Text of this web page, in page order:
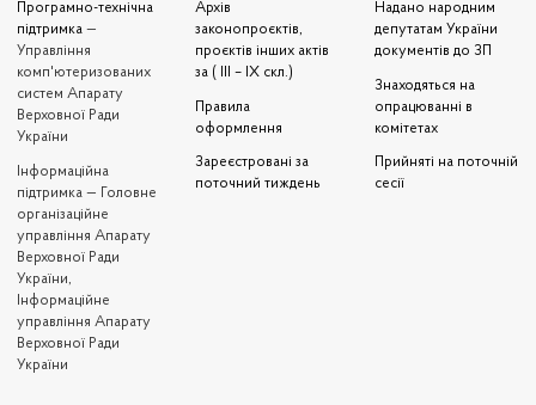
Програмно-технічна
підтримка —
Управління
комп'ютеризованих
систем Апарату
Верховної Ради
України
Iнформаційна
підтримка — Головне
організаційне
управління Апарату
Верховної Ради
України,
Інформаційне
управління Апарату
Верховної Ради
України
Архів
законопроєктів,
проєктів інших актів
за ( III – IX скл.)
Правила
оформлення
Зареєстровані за
поточний тиждень
Надано народним
депутатам України
документів до ЗП
Знаходяться на
опрацюванні в
комітетах
Прийняті на поточній
сесії